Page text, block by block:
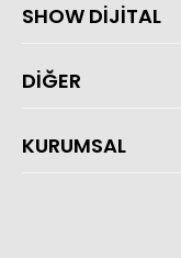
SHOW DİJİTAL
DİĞER
KURUMSAL